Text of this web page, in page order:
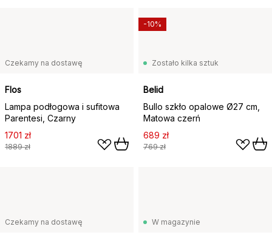
Czekamy na dostawę
Flos
Lampa podłogowa i sufitowa
Parentesi, Czarny
1701 zł
1889 zł
Zostało kilka sztuk
Belid
Bullo szkło opalowe Ø27 cm,
Matowa czerń
689 zł
769 zł
-10%
Czekamy na dostawę W magazynie